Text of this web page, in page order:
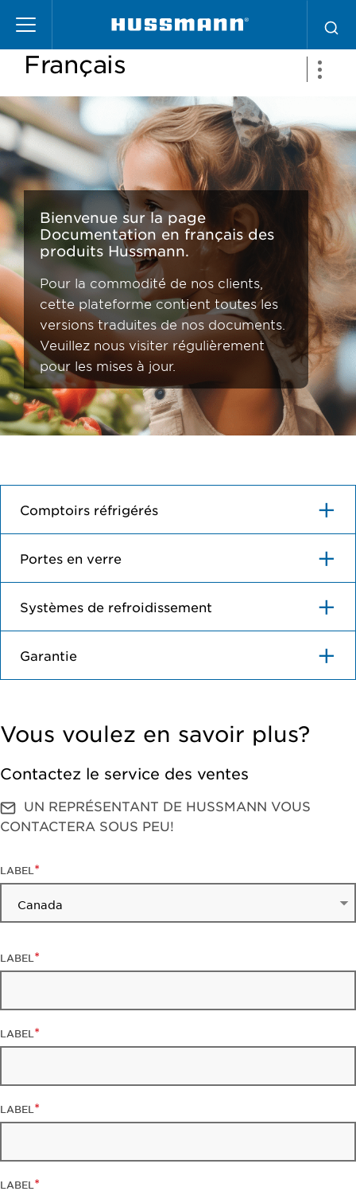
contenido
principal
Documentation en
Français
Bienvenue sur la page
Documentation en français des
produits Hussmann.
Pour la commodité de nos clients,
cette plateforme contient toutes les
versions traduites de nos documents.
Veuillez nous visiter régulièrement
pour les mises à jour.
Comptoirs réfrigérés
Portes en verre
Systèmes de refroidissement
Garantie
Vous voulez en savoir plus?
Contactez le service des ventes
UN REPRÉSENTANT DE HUSSMANN VOUS
CONTACTERA SOUS PEU!
LABEL
LABEL
LABEL
LABEL
LABEL